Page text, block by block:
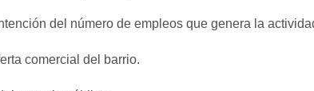
del número de empleos que genera la
comercial del barrio.